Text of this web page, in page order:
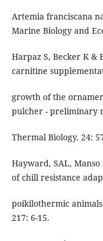
Artemia franciscana
Marine Biology and
Harpaz S, Becker K &
carnitine
growth of the
pulcher - preliminary
Thermal Biology. 24:
Hayward, SAL, Manso
of chill resistance
poikilothermic
217: 6-15.